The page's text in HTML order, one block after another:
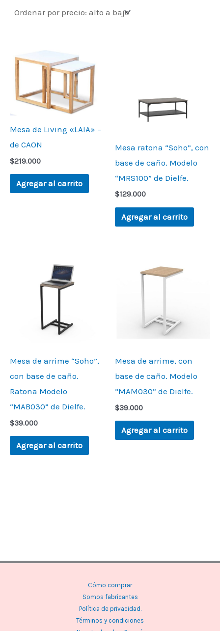
Mesa de Living «LAIA» –
de CAON
$219.000
Agregar al carrito
Mesa ratona “Soho”, con
base de caño. Modelo
“MRS100” de Dielfe.
$129.000
Agregar al carrito
Mesa de arrime “Soho”,
con base de caño.
Ratona Modelo
“MAB030” de Dielfe.
$39.000
Agregar al carrito
Mesa de arrime, con
base de caño. Modelo
“MAM030” de Dielfe.
$39.000
Agregar al carrito
Cómo comprar
Somos fabricantes
Política de privacidad.
Términos y condiciones